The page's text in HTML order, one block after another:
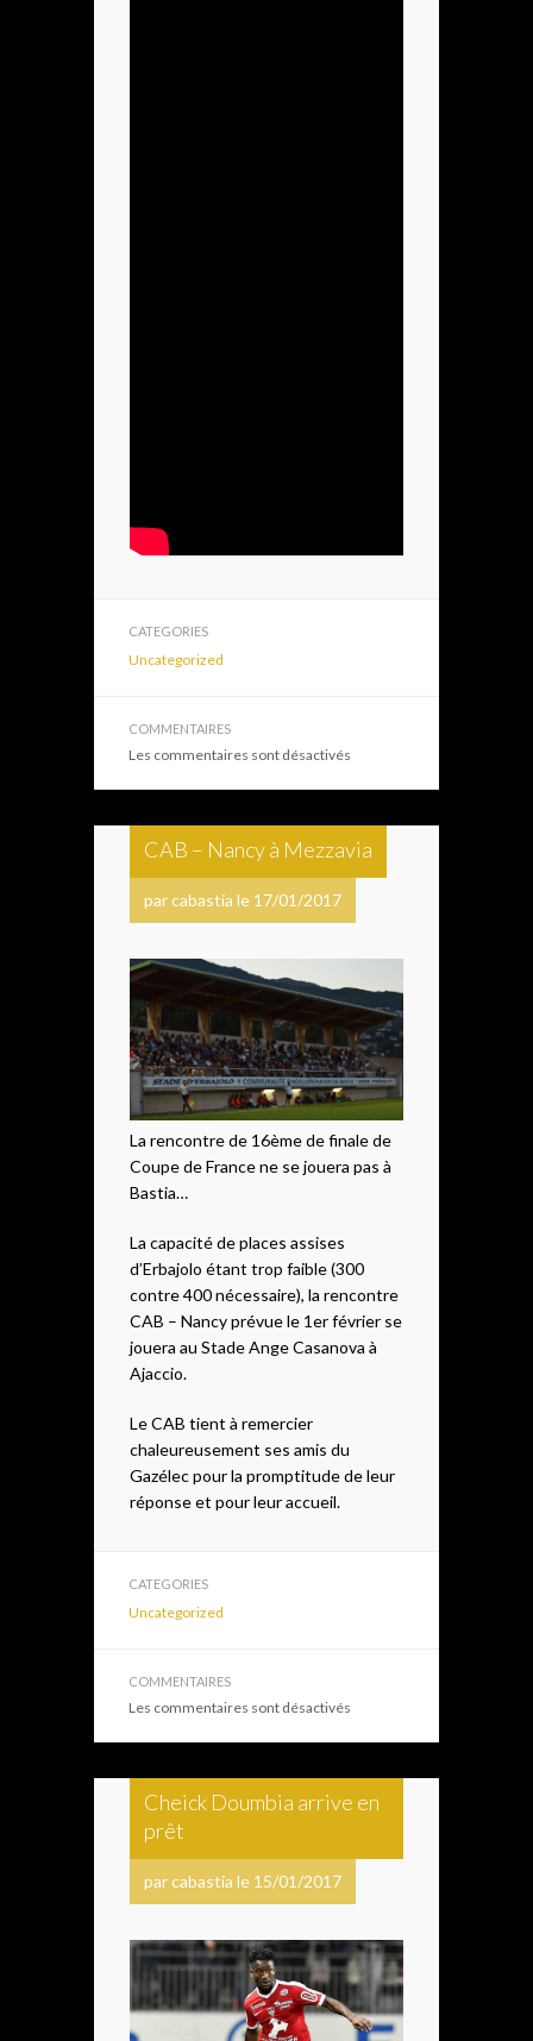
CATEGORIES
Uncategorized
COMMENTAIRES
Les commentaires sont désactivés
CAB – Nancy à Mezzavia
par cabastia le 17/01/2017
La rencontre de 16ème de finale de
Coupe de France ne se jouera pas à
Bastia…
La capacité de places assises
d’Erbajolo étant trop faible (300
contre 400 nécessaire), la rencontre
CAB – Nancy prévue le 1er février se
jouera au Stade Ange Casanova à
Ajaccio.
Le CAB tient à remercier
chaleureusement ses amis du
Gazélec pour la promptitude de leur
réponse et pour leur accueil.
CATEGORIES
Uncategorized
COMMENTAIRES
Les commentaires sont désactivés
Cheick Doumbia arrive en
prêt
par cabastia le 15/01/2017